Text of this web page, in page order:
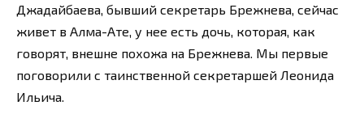
Джадайбаева, бывший секретарь Брежнева, сейчас
живет в Алма-Ате, у нее есть дочь, которая, как
говорят, внешне похожа на Брежнева. Мы первые
поговорили с таинственной секретаршей Леонида
Ильича.